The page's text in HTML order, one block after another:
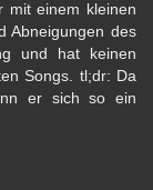
mit einem kleinen
Abneigungen des
und hat keinen
Songs. tl;dr: Da
er sich so ein